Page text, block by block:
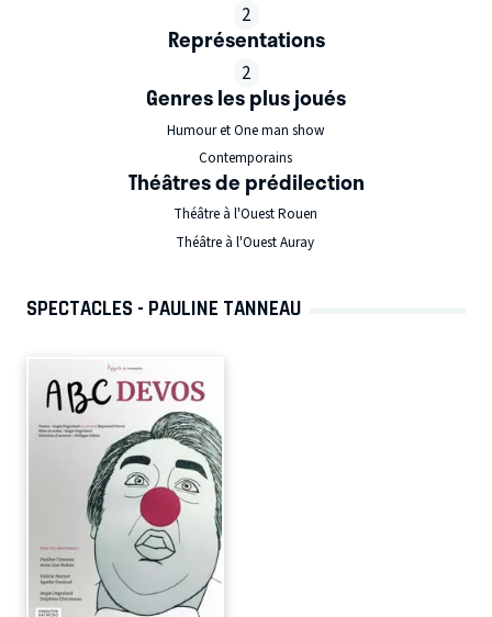
2
Représentations
2
Genres les plus joués
Humour et One man show
Contemporains
Théâtres de prédilection
Théâtre à l'Ouest Rouen
Théâtre à l'Ouest Auray
SPECTACLES - PAULINE TANNEAU